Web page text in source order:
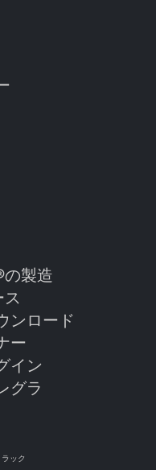
製造
ス
ンロード
ー
イン
グラ
ック